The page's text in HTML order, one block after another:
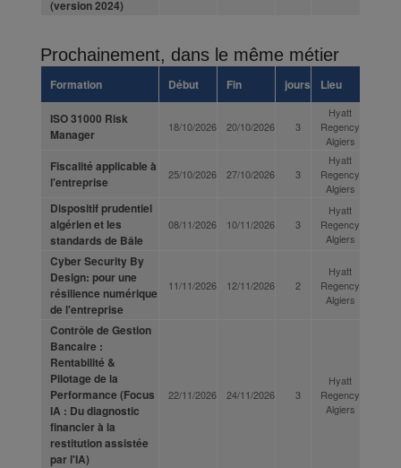
(version 2024)
Prochainement, dans le même métier
Formation Début Fin jours Lieu
ISO 31000 Risk
Manager
18/10/2026 20/10/2026 3
Hyatt
Regency
Algiers
Fiscalité applicable à
l'entreprise
25/10/2026 27/10/2026 3
Hyatt
Regency
Algiers
Dispositif prudentiel
algérien et les
standards de Bâle
08/11/2026 10/11/2026 3
Hyatt
Regency
Algiers
Cyber Security By
Design: pour une
résilience numérique
de l'entreprise
11/11/2026 12/11/2026 2
Hyatt
Regency
Algiers
Contrôle de Gestion
Bancaire :
Rentabilité &
Pilotage de la
Performance (Focus
IA : Du diagnostic
financier à la
restitution assistée
par l'IA)
22/11/2026 24/11/2026 3
Hyatt
Regency
Algiers